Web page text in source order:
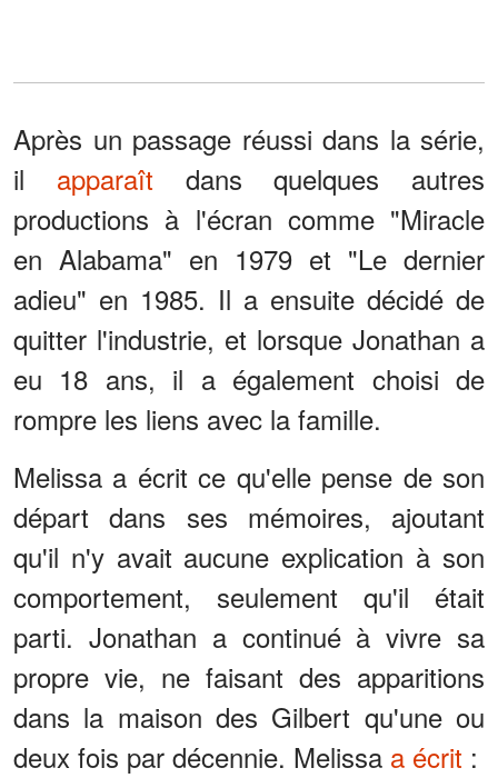
Après un passage réussi dans la série,
il apparaît dans quelques autres
productions à l'écran comme "Miracle
en Alabama" en 1979 et "Le dernier
adieu" en 1985. Il a ensuite décidé de
quitter l'industrie, et lorsque Jonathan a
eu 18 ans, il a également choisi de
rompre les liens avec la famille.
Melissa a écrit ce qu'elle pense de son
départ dans ses mémoires, ajoutant
qu'il n'y avait aucune explication à son
comportement, seulement qu'il était
parti. Jonathan a continué à vivre sa
propre vie, ne faisant des apparitions
dans la maison des Gilbert qu'une ou
deux fois par décennie. Melissa a écrit :